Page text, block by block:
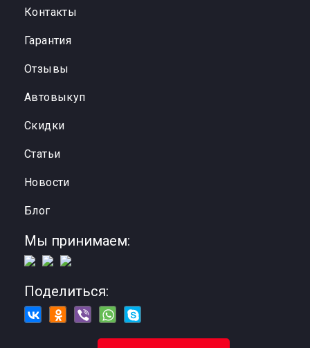
Контакты
Гарантия
Отзывы
Автовыкуп
Cкидки
Статьи
Новости
Блог
Мы принимаем:
Поделиться: